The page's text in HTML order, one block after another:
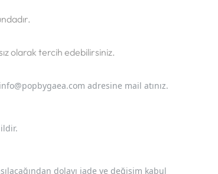
olarak tercih edebilirsiniz.
ea.com adresine mail atınız.
dolayı iade ve değişim kabul